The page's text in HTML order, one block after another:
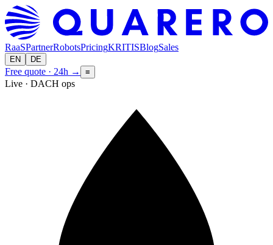
RaaSPartnerRobotsPricingKRITISBlogSales
EN DE
Free quote · 24h → ≡
Live · DACH ops